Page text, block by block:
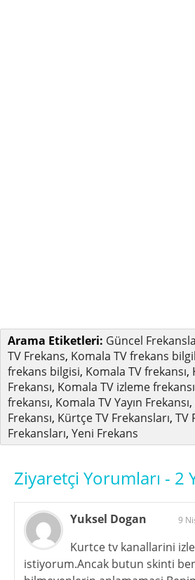
Arama Etiketleri: Güncel
TV Frekans, Komala TV frekans
frekans bilgisi, Komala TV frekansı,
Frekansı, Komala TV izleme frekansı
frekansı, Komala TV Yayın Frekansı,
Frekansı, Kürtçe TV Frekansları, TV
Frekansları, Yeni Frekans
Ziyaretçi Yorumları - 2
Yuksel Dogan 9
Kurtce tv kanallarini
istiyorum.Ancak butun skinti